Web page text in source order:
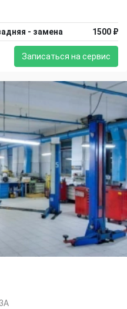
- замена 1500 ₽
Записаться на сервис